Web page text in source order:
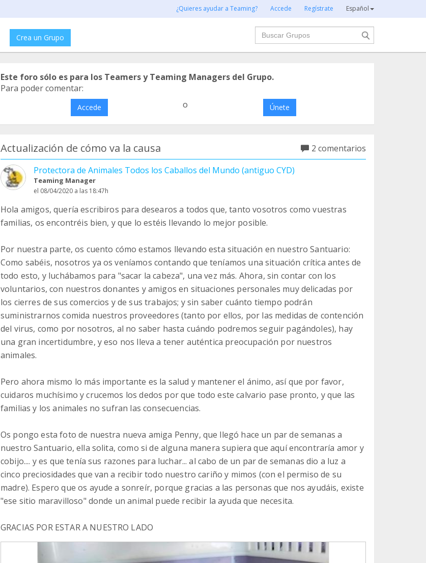
¿Quieres ayudar a Teaming? Accede Regístrate Español
Crea un Grupo
Buscar
Este foro sólo es para los Teamers y Teaming Managers del Grupo.
Para poder comentar:
Accede o Únete
Actualización de cómo va la causa
2 comentarios
Protectora de Animales Todos los Caballos del Mundo (antiguo CYD)
Teaming Manager
el 08/04/2020 a las 18:47h
Hola amigos, quería escribiros para desearos a todos que, tanto vosotros como vuestras
familias, os encontréis bien, y que lo estéis llevando lo mejor posible.
Por nuestra parte, os cuento cómo estamos llevando esta situación en nuestro Santuario:
Como sabéis, nosotros ya os veníamos contando que teníamos una situación crítica antes de
todo esto, y luchábamos para "sacar la cabeza", una vez más. Ahora, sin contar con los
voluntarios, con nuestros donantes y amigos en situaciones personales muy delicadas por
los cierres de sus comercios y de sus trabajos; y sin saber cuánto tiempo podrán
suministrarnos comida nuestros proveedores (tanto por ellos, por las medidas de contención
del virus, como por nosotros, al no saber hasta cuándo podremos seguir pagándoles), hay
una gran incertidumbre, y eso nos lleva a tener auténtica preocupación por nuestros
animales.
Pero ahora mismo lo más importante es la salud y mantener el ánimo, así que por favor,
cuidaros muchísimo y crucemos los dedos por que todo este calvario pase pronto, y que las
familias y los animales no sufran las consecuencias.
Os pongo esta foto de nuestra nueva amiga Penny, que llegó hace un par de semanas a
nuestro Santuario, ella solita, como si de alguna manera supiera que aquí encontraría amor y
cobijo.... y es que tenía sus razones para luchar... al cabo de un par de semanas dio a luz a
cinco preciosidades que van a recibir todo nuestro cariño y mimos (con el permiso de su
madre). Espero que os ayude a sonreír, porque gracias a las personas que nos ayudáis, existe
"ese sitio maravilloso" donde un animal puede recibir la ayuda que necesita.
GRACIAS POR ESTAR A NUESTRO LADO